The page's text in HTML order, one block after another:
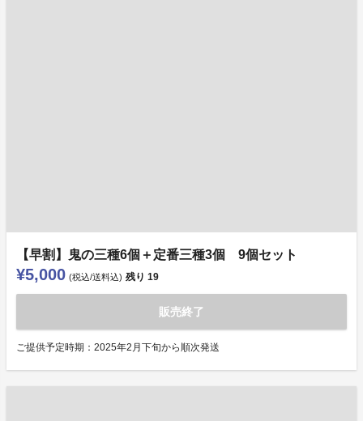
【早割】鬼の三種6個＋定番三種3個 9個セット
¥5,000 (税込/送料込) 残り 19
販売終了
ご提供予定時期：2025年2月下旬から順次発送